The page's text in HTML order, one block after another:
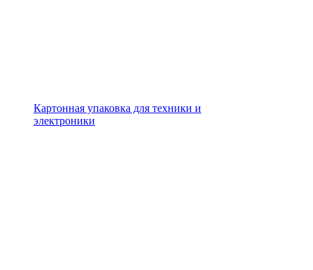
Картонная упаковка для техники и
электроники